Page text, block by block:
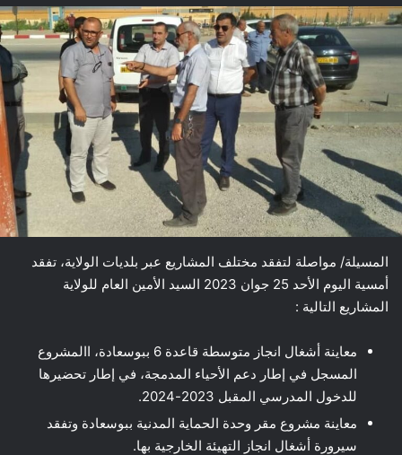
المسيلة/ مواصلة لتفقد مختلف المشاريع عبر بلديات الولاية، تفقد
أمسية اليوم الأحد 25 جوان 2023 السيد الأمين العام للولاية
المشاريع التالية :
معاينة أشغال انجاز متوسطة قاعدة 6 ببوسعادة، االمشروع
المسجل في إطار دعم الأحياء المدمجة، في إطار تحضيرها
للدخول المدرسي المقبل 2023-2024.
معاينة مشروع مقر وحدة الحماية المدنية ببوسعادة وتفقد
سيرورة أشغال انجاز التهيئة الخارجية بها.